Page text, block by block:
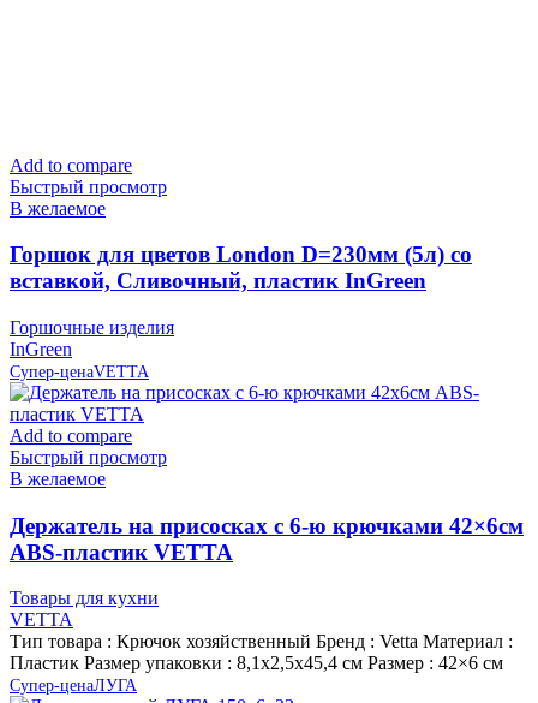
Add to compare
Быстрый просмотр
В желаемое
Горшок для цветов London D=230мм (5л) со
вставкой, Сливочный, пластик InGreen
Горшочные изделия
InGreen
Супер-ценаVETTA
Add to compare
Быстрый просмотр
В желаемое
Держатель на присосках с 6-ю крючками 42×6см
ABS-пластик VETTA
Товары для кухни
VETTA
Тип товара : Крючок хозяйственный Бренд : Vetta Материал :
Пластик Размер упаковки : 8,1х2,5х45,4 см Размер : 42×6 см
Супер-ценаЛУГА